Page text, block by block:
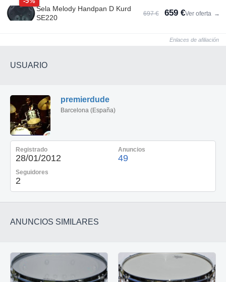
Sela Melody Handpan D Kurd
SE220
697 € 659 €Ver oferta →
Enlaces de afiliación
USUARIO
premierdude
Barcelona (España)
Registrado
28/01/2012
Anuncios
49
Seguidores
2
ANUNCIOS SIMILARES